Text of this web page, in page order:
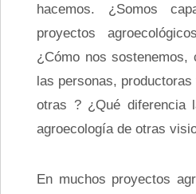
hacemos. ¿Somos
proyectos
¿Cómo nos sostenemos,
las personas,
otras ? ¿Qué diferencia
agroecología de otras
En muchos proyectos